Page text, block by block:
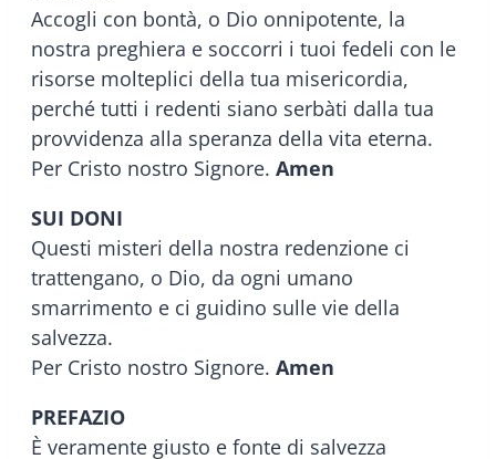
Accogli con bontà, o Dio onnipotente, la
nostra preghiera e soccorri i tuoi fedeli con le
risorse molteplici della tua misericordia,
perché tutti i redenti siano serbàti dalla tua
provvidenza alla speranza della vita eterna.
Per Cristo nostro Signore. Amen
SUI DONI
Questi misteri della nostra redenzione ci
trattengano, o Dio, da ogni umano
smarrimento e ci guidino sulle vie della
salvezza.
Per Cristo nostro Signore. Amen
PREFAZIO
È veramente giusto e fonte di salvezza